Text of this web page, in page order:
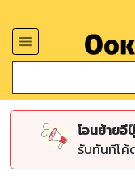
โอนย้ายอี
รับทันทีโค้